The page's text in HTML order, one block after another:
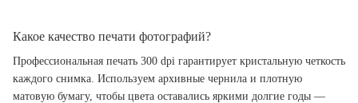
Какое качество печати фотографий?
Профессиональная печать 300 dpi гарантирует кристальную четкость
каждого снимка. Используем архивные чернила и плотную
матовую бумагу, чтобы цвета оставались яркими долгие годы —